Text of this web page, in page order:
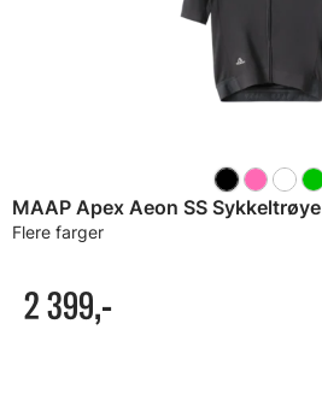
MAAP Apex Aeon SS Sykkeltrøye
Flere farger
2 399,-